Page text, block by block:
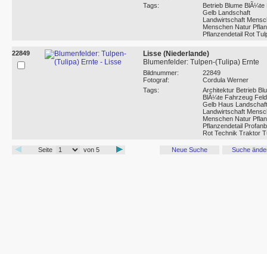
Tags:
Betrieb Blume BlÃ¼te
Gelb Landschaft
Landwirtschaft
Menschen Natur
Pflanzendetail Rot
22849
Lisse (Niederlande)
Blumenfelder: Tulpen-(Tulipa) Ernte
Bildnummer:
22849
Fotograf:
Cordula Werner
Tags:
Architektur Betrieb
BlÃ¼te Fahrzeug Feld
Gelb Haus Landschaft
Landwirtschaft
Menschen Natur
Pflanzendetail
Rot Technik Traktor
Seite von 5 Neue Suche Suche